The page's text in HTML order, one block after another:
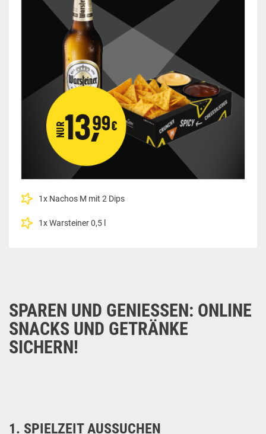
1x Nachos M mit 2 Dips
1x Warsteiner 0,5 l
SPAREN UND GENIESSEN: ONLINE S
NACKS UND GETRÄNKE S
ICHERN!
1. SPIELZEIT AUSSUCHEN